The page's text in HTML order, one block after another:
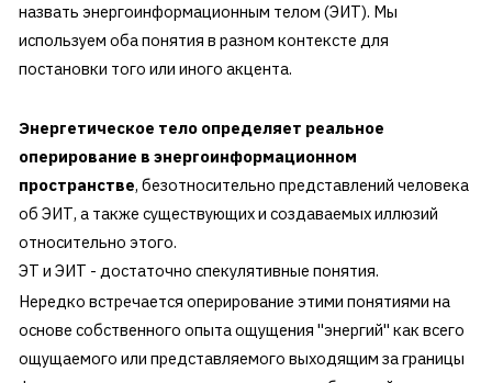
назвать энергоинформационным телом (ЭИТ). Мы
используем оба понятия в разном контексте для
постановки того или иного акцента.
Энергетическое тело определяет реальное
оперирование в энергоинформационном
пространстве, безотносительно представлений человека
об ЭИТ, а также существующих и создаваемых иллюзий
относительно этого.
ЭТ и ЭИТ - достаточно спекулятивные понятия.
Нередко встречается оперирование этими понятиями на
основе собственного опыта ощущения "энергий" как всего
ощущаемого или представляемого выходящим за границы